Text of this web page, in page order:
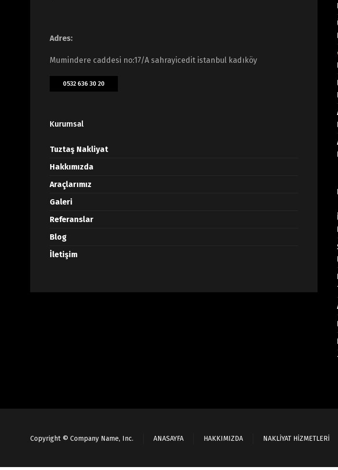
Adres:
Mumindere caddesi no:17/A sahrayicedit istanbul kadıköy
0532 636 30 20
Kurumsal
Tuztaş Nakliyat
Hakkımızda
Araçlarımız
Galeri
Referanslar
Blog
İletişim
Copyright © Company Name, Inc. ANASAYFA HAKKIMIZDA NAKLİYAT HİZMETLERİ